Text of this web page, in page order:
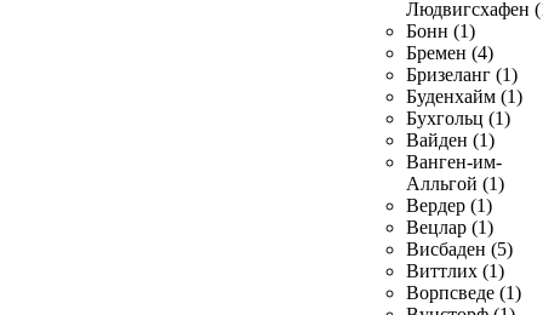
Людвигсхафен
Бонн (1)
Бремен (4)
Бризеланг (1)
Буденхайм (1)
Бухгольц (1)
Вайден (1)
Ванген-им-
Алльгой (1)
Вердер (1)
Вецлар (1)
Висбаден (5)
Виттлих (1)
Ворпсведе (1)